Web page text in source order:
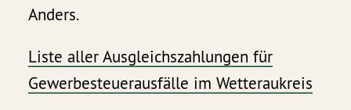
Anders.
Liste aller Ausgleichszahlungen für
Gewerbesteuerausfälle im Wetteraukreis